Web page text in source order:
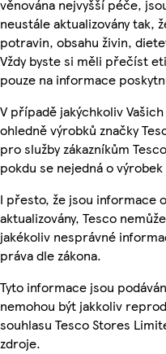
věnována nejvyšší péče,
neustále aktualizovány tak,
potravin, obsahu živin,
Vždy byste si měli přečíst
pouze na informace
V případě jakýchkoliv
ohledně výrobků značky
pro služby zákazníkům
pokdu se nejedná o výrobek
I přesto, že jsou informace
aktualizovány, Tesco
jakékoliv nesprávné
práva dle zákona.
Tyto informace jsou
nemohou být jakkoliv
souhlasu Tesco Stores
zdroje.